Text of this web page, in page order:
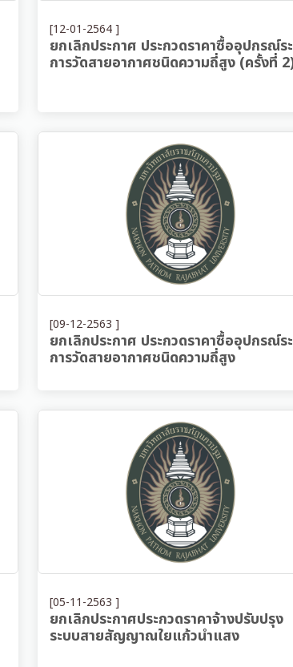
[12-01-2564 ]
ยกเลิกประกาศ ประกวดราคาซื้ออุปกรณ์ร
การวัดสายอากาศชนิดความถี่สูง (ครั้งที่
[09-12-2563 ]
ยกเลิกประกาศ ประกวดราคาซื้ออุปกรณ์ร
การวัดสายอากาศชนิดความถี่สูง
[05-11-2563 ]
ยกเลิกประกาศประกวดราคาจ้างปรับปรุง
ระบบสายสัญญาณใยแก้วนำแสง